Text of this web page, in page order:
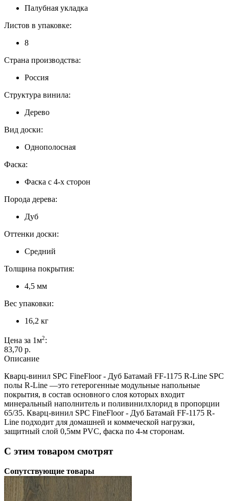
Палубная укладка
Листов в упаковке:
8
Страна производства:
Россия
Структура винила:
Дерево
Вид доски:
Однополосная
Фаска:
Фаска с 4-х сторон
Порода дерева:
Дуб
Оттенки доски:
Средний
Толщина покрытия:
4,5 мм
Вес упаковки:
16,2 кг
Цена за 1м2:
83,70 p.
Описание
Кварц-винил SPC FineFloor - Дуб Батамай FF-1175 R-Line SPC
полы R-Line —это гетерогенные модульные напольные
покрытия, в состав основного слоя которых входит
минеральный наполнитель и поливинилхлорид в пропорции
65/35. Кварц-винил SPC FineFloor - Дуб Батамай FF-1175 R-
Line подходит для домашней и коммеческой нагрузки,
защитный слой 0,5мм PVC, фаска по 4-м сторонам.
С этим товаром смотрят
Сопутствующие товары